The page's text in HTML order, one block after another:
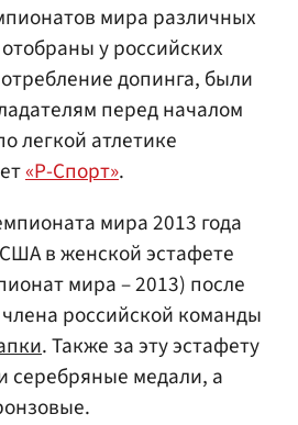
мира различных
у российских
допинга, были
перед началом
легкой атлетике
«Р-Спорт».
мира 2013 года
в женской эстафете
мира – 2013) после
российской команды
. Также за эту эстафету
серебряные медали, а